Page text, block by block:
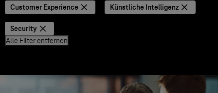
Customer Experience Künstliche Intelligenz
Security
Alle Filter entfernen